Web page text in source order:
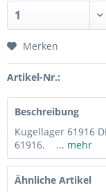
Merken
Artikel-Nr.:
Beschreibung
Kugellager 61916
61916. ... mehr
Ähnliche Artikel